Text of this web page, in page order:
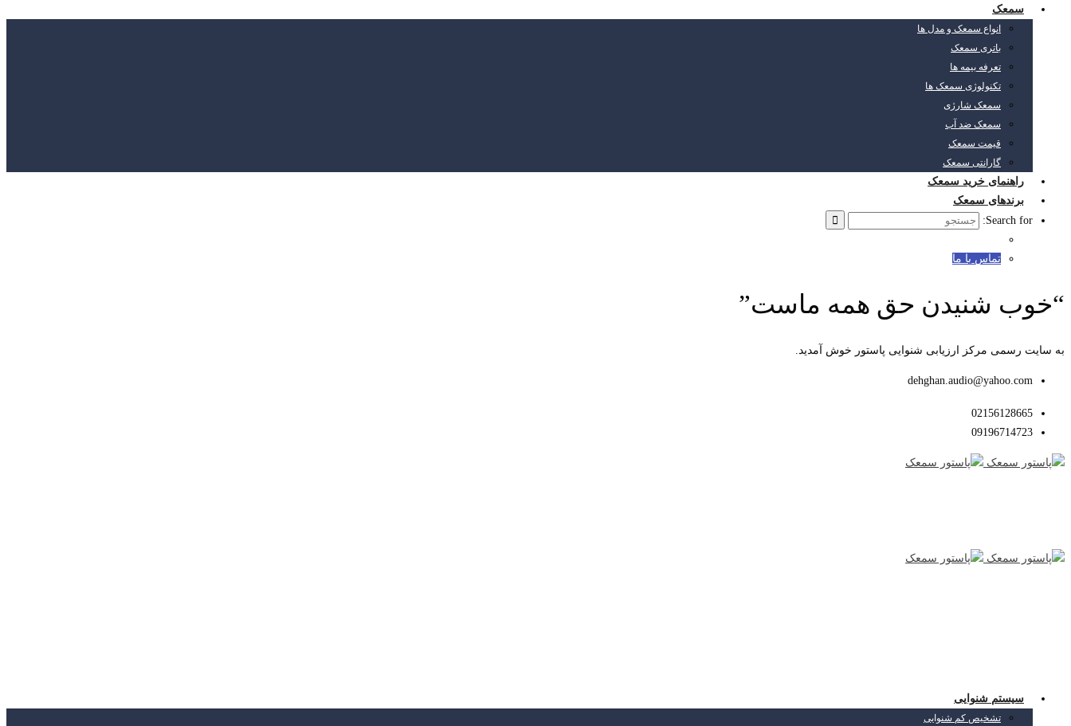
سمعک
انواع سمعک و مدل ها
باتری سمعک
تعرفه بیمه ها
تکنولوژی سمعک ها
سمعک شارژی
سمعک ضد آب
قیمت سمعک
گارانتی سمعک
راهنمای خرید سمعک
برندهای سمعک
Search for:
تماس با ما
“خوب شنیدن حق همه ماست”
به سایت رسمی مرکز ارزیابی شنوایی پاستور خوش آمدید.
dehghan.audio@yahoo.com
02156128665
09196714723
سیستم شنوایی
تشخیص کم شنوایی